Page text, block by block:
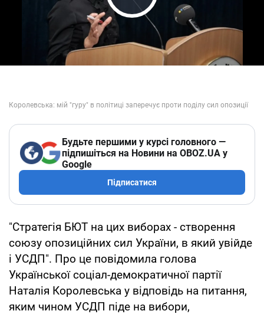
Play Video
Будьте першими у курсі головного —
підпишіться на Новини на OBOZ.UA у
Google
Підписатися
"Стратегія БЮТ на цих виборах - створення
союзу опозиційних сил України, в який увійде
і УСДП". Про це повідомила голова
Української соціал-демократичної партії
Наталія Королевська у відповідь на питання,
яким чином УСДП піде на вибори,